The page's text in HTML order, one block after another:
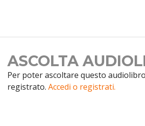
ASCOLTA
Per poter ascoltare questo
registrato. Accedi o registrati.